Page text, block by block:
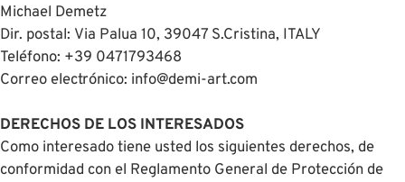
Michael Demetz
Dir. postal: Via Palua 10, 39047 S.Cristina, ITALY
Teléfono: +39 0471793468
Correo electrónico: info@demi-art.com
DERECHOS DE LOS INTERESADOS
Como interesado tiene usted los siguientes derechos, de
conformidad con el Reglamento General de Protección de